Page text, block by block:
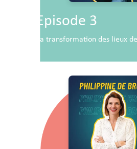
Episode 3
La transformation des lieux